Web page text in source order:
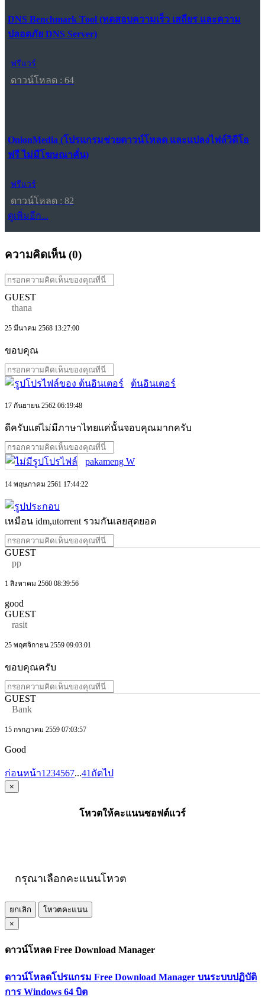
DNS Benchmark Tool (ทดสอบความเร็ว เสถียร และความ
ปลอดภัย DNS Server)
ฟรีแวร์
ดาวน์โหลด : 64
OnionMedia (โปรแกรมช่วยดาวน์โหลด และแปลงไฟล์วิดีโอ
ฟรี ไม่มีโฆษณาคั่น)
ฟรีแวร์
ดาวน์โหลด : 82
ดูเพิ่มอีก...
ความคิดเห็น (0)
GUEST
thana
25 มีนาคม 2568 13:27:00
ขอบคุณ
ต้นอินเตอร์
17 กันยายน 2562 06:19:48
ดีครับแต่ไม่มีภาษาไทยแค่นั้นจอบคุณมากครับ
pakameng W
14 พฤษภาคม 2561 17:44:22
เหมือน idm,utorrent รวมกันเลยสุดยอด
GUEST
pp
1 สิงหาคม 2560 08:39:56
good
GUEST
rasit
25 พฤศจิกายน 2559 09:03:01
ขอบคุณครับ
GUEST
Bank
15 กรกฎาคม 2559 07:03:57
Good
ก่อนหน้า1 234567...41 ถัดไป
×
โหวตให้คะแนนซอฟต์แวร์
กรุณาเลือกคะแนนโหวต
ยกเลิก
โหวตคะแนน
×
ดาวน์โหลด Free Download Manager
ดาวน์โหลดโปรแกรม Free Download Manager บนระบบปฏิบัติ
การ Windows 64 บิต